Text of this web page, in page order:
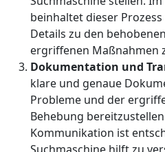
beinhaltet dieser
Details zu den
ergriffenen Maßnahmen
Dokumentation und
klare und genaue
Probleme und der
Behebung
Kommunikation ist